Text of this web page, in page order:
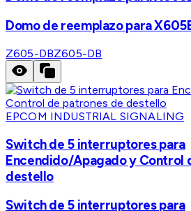
Domo de reemplazo para
Z605-DBZ605-DB
EPCOM INDUSTRIAL SIGNALING
Switch de 5 interruptores para
Encendido/Apagado y Control
destello
Switch de 5 interruptores para